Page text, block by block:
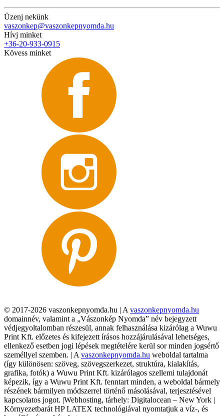
Üzenj nekünk
vaszonkep@vaszonkepnyomda.hu
Hívj minket
+36-20-933-0915
Kövess minket
© 2017-2026 vaszonkepnyomda.hu | A vaszonkepnyomda.hu
domainnév, valamint a „Vászonkép Nyomda” név bejegyzett
védjegyoltalomban részesül, annak felhasználása kizárólag a Wuwu
Print Kft. előzetes és kifejezett írásos hozzájárulásával lehetséges,
ellenkező esetben jogi lépések megtételére kerül sor minden jogsértő
személlyel szemben. | A vaszonkepnyomda.hu weboldal tartalma
(így különösen: szöveg, szövegszerkezet, struktúra, kialakítás,
grafika, fotók) a Wuwu Print Kft. kizárólagos szellemi tulajdonát
képezik, így a Wuwu Print Kft. fenntart minden, a weboldal bármely
részének bármilyen módszerrel történő másolásával, terjesztésével
kapcsolatos jogot. |Webhosting, tárhely: Digitalocean – New York |
Környezetbarát HP LATEX technológiával nyomtatjuk a víz-, és